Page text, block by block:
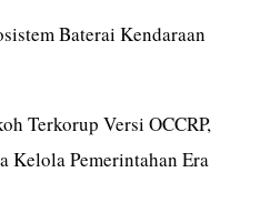
Baterai Kendaraan
Terkorup Versi OCCRP,
Kelola Pemerintahan Era